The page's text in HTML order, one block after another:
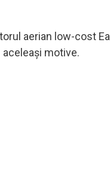
aerian low-cost
aceleaşi motive.